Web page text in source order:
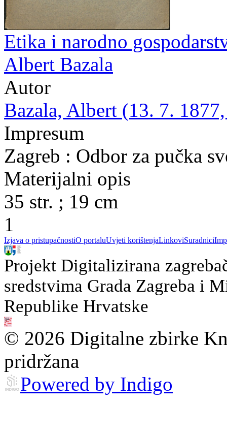
Etika i narodno
Albert Bazala
Autor
Bazala, Albert (13. 7.
Impresum
Zagreb : Odbor za pučka
Materijalni opis
35 str. ; 19 cm
1
Izjava o pristupačnostiO portaluUvjeti korištenjaLinkoviSuradnici
Projekt Digitalizirana
sredstvima Grada Zagreba i
Republike Hrvatske
© 2026 Digitalne zbirke
pridržana
Powered by Indigo